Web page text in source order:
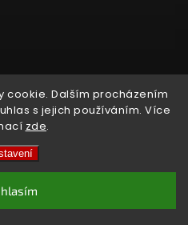
cookie. Dalším procházením
s jejich používáním. Více
zde.
Design